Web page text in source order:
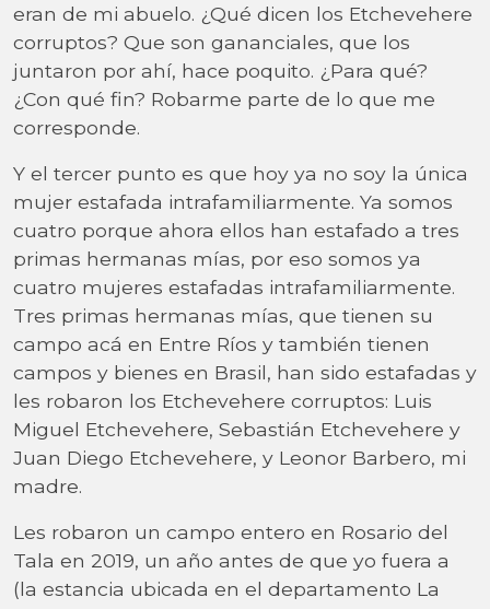
eran de mi abuelo. ¿Qué dicen los Etchevehere
corruptos? Que son gananciales, que los
juntaron por ahí, hace poquito. ¿Para qué?
¿Con qué fin? Robarme parte de lo que me
corresponde.
Y el tercer punto es que hoy ya no soy la única
mujer estafada intrafamiliarmente. Ya somos
cuatro porque ahora ellos han estafado a tres
primas hermanas mías, por eso somos ya
cuatro mujeres estafadas intrafamiliarmente.
Tres primas hermanas mías, que tienen su
campo acá en Entre Ríos y también tienen
campos y bienes en Brasil, han sido estafadas y
les robaron los Etchevehere corruptos: Luis
Miguel Etchevehere, Sebastián Etchevehere y
Juan Diego Etchevehere, y Leonor Barbero, mi
madre.
Les robaron un campo entero en Rosario del
Tala en 2019, un año antes de que yo fuera a
(la estancia ubicada en el departamento La